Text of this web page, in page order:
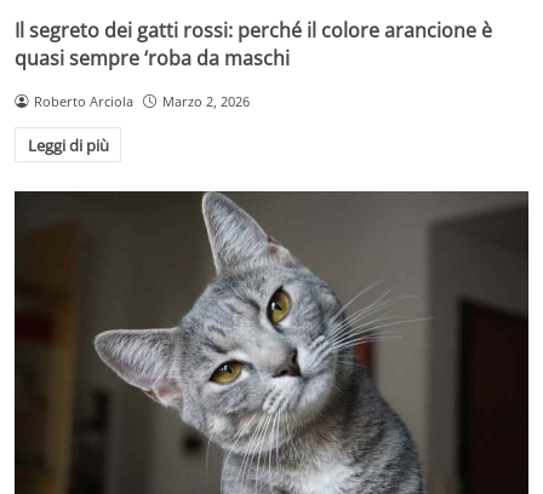
Il segreto dei gatti rossi: perché il colore arancione è
quasi sempre ‘roba da maschi
Roberto Arciola Marzo 2, 2026
Leggi di più